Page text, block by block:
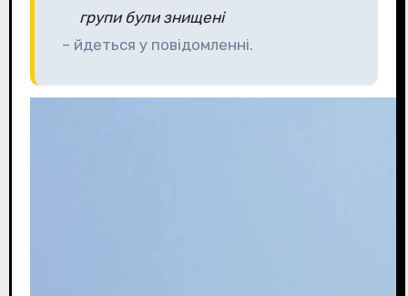
групи були знищені
– йдеться у повідомленні.